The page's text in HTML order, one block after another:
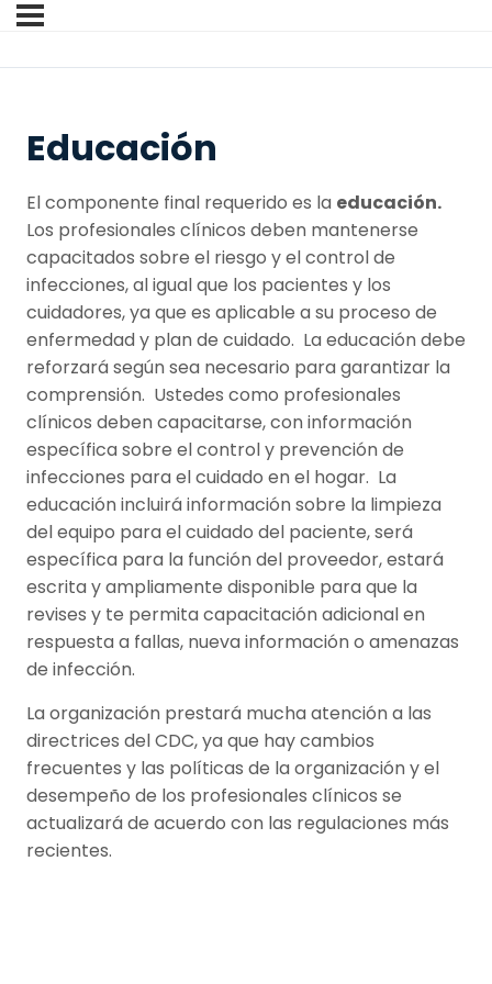
Educación
El componente final requerido es la educación.
Los profesionales clínicos deben mantenerse
capacitados sobre el riesgo y el control de
infecciones, al igual que los pacientes y los
cuidadores, ya que es aplicable a su proceso de
enfermedad y plan de cuidado. La educación debe
reforzará según sea necesario para garantizar la
comprensión. Ustedes como profesionales
clínicos deben capacitarse, con información
específica sobre el control y prevención de
infecciones para el cuidado en el hogar. La
educación incluirá información sobre la limpieza
del equipo para el cuidado del paciente, será
específica para la función del proveedor, estará
escrita y ampliamente disponible para que la
revises y te permita capacitación adicional en
respuesta a fallas, nueva información o amenazas
de infección.
La organización prestará mucha atención a las
directrices del CDC, ya que hay cambios
frecuentes y las políticas de la organización y el
desempeño de los profesionales clínicos se
actualizará de acuerdo con las regulaciones más
recientes.